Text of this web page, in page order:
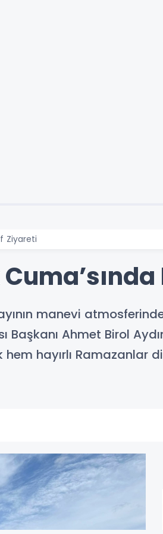
Ziyareti
manevi
Başkanı Ahmet Birol
hayırlı Ramazanlar